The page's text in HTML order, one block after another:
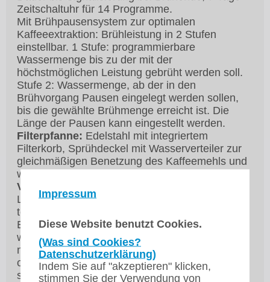
Impressum
Diese Website benutzt Cookies.
(Was sind Cookies?
Datenschutzerklärung)
Indem Sie auf "akzeptieren" klicken,
stimmen Sie der Verwendung von
Zeitschaltuhr für 14 Programme.
Mit Brühpausensystem zur optimalen
Kaffeeextraktion: Brühleistung in 2 Stufen
einstellbar. 1 Stufe: programmierbare
Wassermenge bis zu der mit der
höchstmöglichen Leistung gebrüht werden soll.
Stufe 2: Wassermenge, ab der in den
Brühvorgang Pausen eingelegt werden sollen,
bis die gewählte Brühmenge erreicht ist. Die
Länge der Pausen kann eingestellt werden.
Filterpfanne: Edelstahl mit integriertem
Filterkorb, Sprühdeckel mit Wasserverteiler zur
gleichmäßigen Benetzung des Kaffeemehls und
wärmeisolierenden Tragegriffen.
Vorratsbehälter Typ VHG 5
Liter Edelstahl-vorratsbehälter mit Schauglas,
temperaturabhängiger Behältererhitzung,
Ein/Aus-Schalter, Mischplatte,
wärmeisolierenden Tragegriffen, No-Drip Hahn
mit Bajonett für optionalen s-förmigen Auslauf
oder Schnellzapfschlauch, Einzelwanddeckel,
stapelbar.